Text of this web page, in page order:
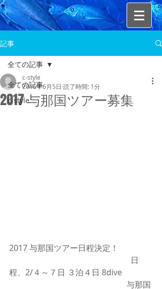
記事
全ての記事
c-style
全ての記事
2017 与那国ツアー募集
c-style
2016年6月5日 読了時間: 1分
2017 与那国ツアー日程決定！
日
程、2/４～７日 ３泊４日 8dive